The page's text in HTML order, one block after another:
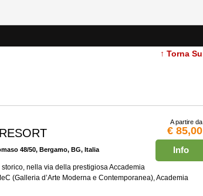
↑ Torna Su
A partire da
€ 85,00
Info
48/50, Bergamo, BG, Italia
nella via della prestigiosa Accademia
(Galleria d’Arte Moderna e Contemporanea), Academia